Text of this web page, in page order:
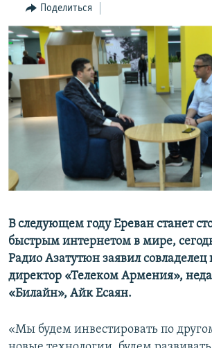
поискуНАГОРНЫЙ КАРАБАХ
КУЛЬТУРА
СПОРТ
АРХИВ
Հայերեն
Русский
Поделиться
В следующем году Ереван станет
быстрым интернетом в мире,
Радио Азатутюн заявил
директор «Телеком Армения»,
«Билайн», Айк Есаян.
«Мы будем инвестировать по